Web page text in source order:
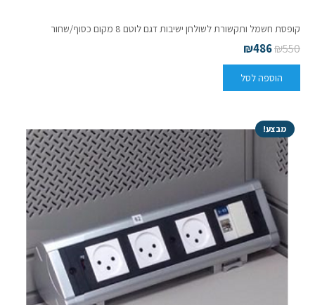
קופסת חשמל ותקשורת לשולחן ישיבות דגם לוטם 8 מקום כסוף/שחור
₪550
₪486
הוספה לסל
מבצע!